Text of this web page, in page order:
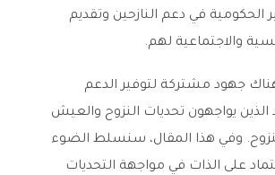
الحكومية في دعم النازحين وتقديم
والاجتماعية لهم.
جهود مشتركة لتوفير الدعم
الذين يواجهون تحديات النزوح والعيش
وفي هذا المقال، سنسلط الضوء
على الذات في مواجهة التحديات